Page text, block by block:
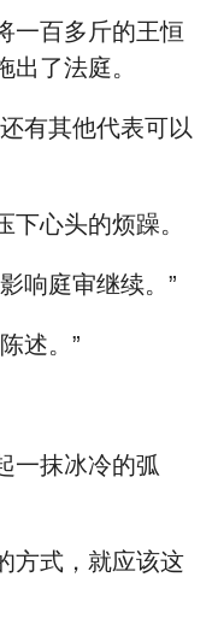
一百多斤的王恒
了法庭。
有其他代表可以
心头的烦躁。
响庭审继续。”
述。”
一抹冰冷的弧
方式，就应该这